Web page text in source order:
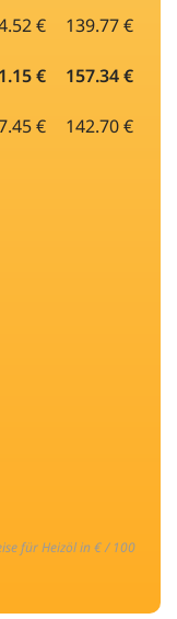
€ 139.77 €
€ 157.34 €
€ 142.70 €
für Heizöl in € / 100